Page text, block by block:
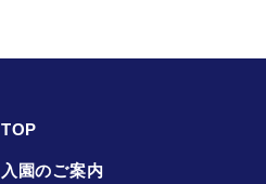
TOP
入園のご案内